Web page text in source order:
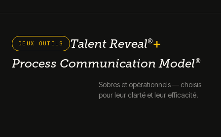
DEUX OUTILS Talent Reveal®+
Process Communication Model®
Sobres et opérationnels — choisis
pour leur clarté et leur efficacité.